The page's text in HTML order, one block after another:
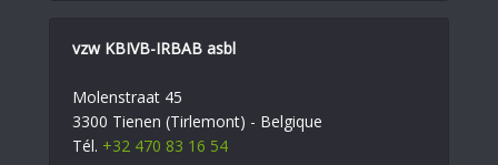
vzw KBIVB-IRBAB asbl
Molenstraat 45
3300 Tienen (Tirlemont) - Belgique
Tél. +32 470 83 16 54